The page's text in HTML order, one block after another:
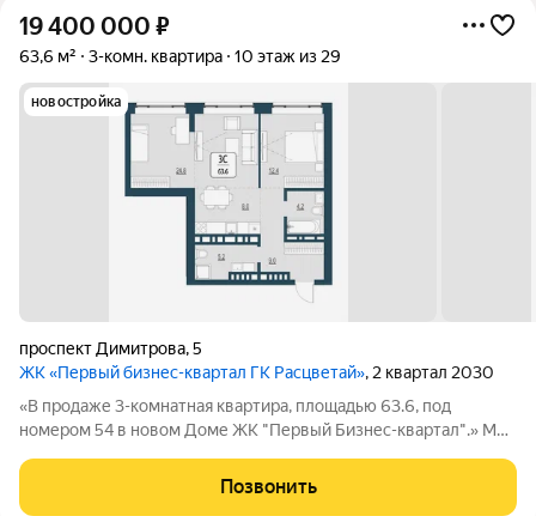
19 400 000 ₽
63,6 м² 3-комн. квартира 10 этаж из 29
новостройка
проспект Димитрова,5
ЖК «Первый бизнес-квартал ГК Расцветай», 2 квартал 2030
«В продаже 3-комнатная квартира, площадью 63.6, под
номером 54 в новом Доме ЖК "Первый Бизнес-квартал".» Мы
где раньше находился торговый центр ЦУМ. На его месте мы
строим квартал, где жилье,
Позвонить